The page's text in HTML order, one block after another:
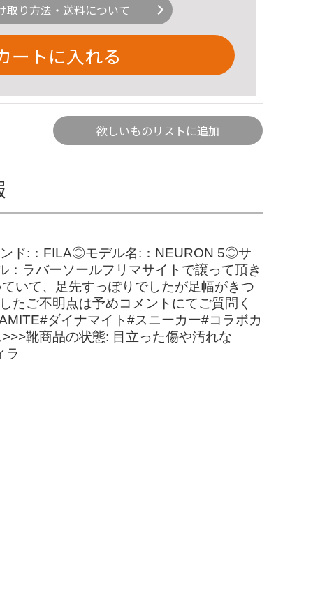
取り方法・送料について
ートに入れる
欲しいものリストに追加
ド:：FILA◎モデル名:：NEURON 5◎サ
ラバーソールフリマサイトで譲って頂き
いて、足先すっぽりでしたが足幅がきつ
たご不明点は予めコメントにてご質問く
ダイナマイト#スニーカー#コラボカ
靴商品の状態: 目立った傷や汚れな
ラ